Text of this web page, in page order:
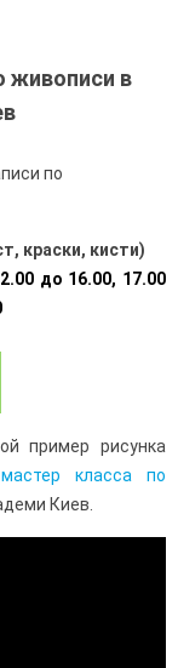
живописи в
по
краски, кисти)
до 16.00, 17.00
пример рисунка
мастер класса по
Киев.